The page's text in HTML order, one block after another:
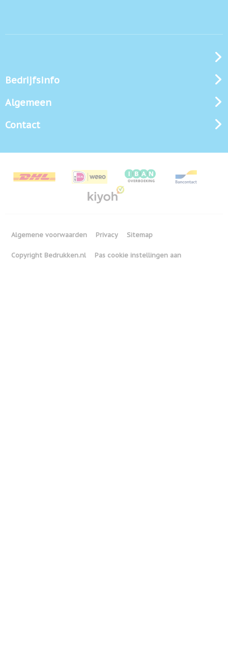
Bedrijfsinfo
Algemeen
Contact
Algemene voorwaarden Privacy Sitemap
Copyright Bedrukken.nl Pas cookie instellingen aan